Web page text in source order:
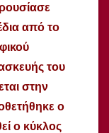
από το
του
στην
ο
ο κύκλος